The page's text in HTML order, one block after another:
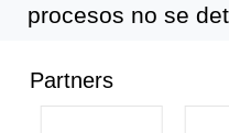
procesos no se
Partners